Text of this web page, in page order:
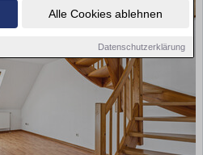
Alle Cookies ablehnen
Datenschutzerklärung